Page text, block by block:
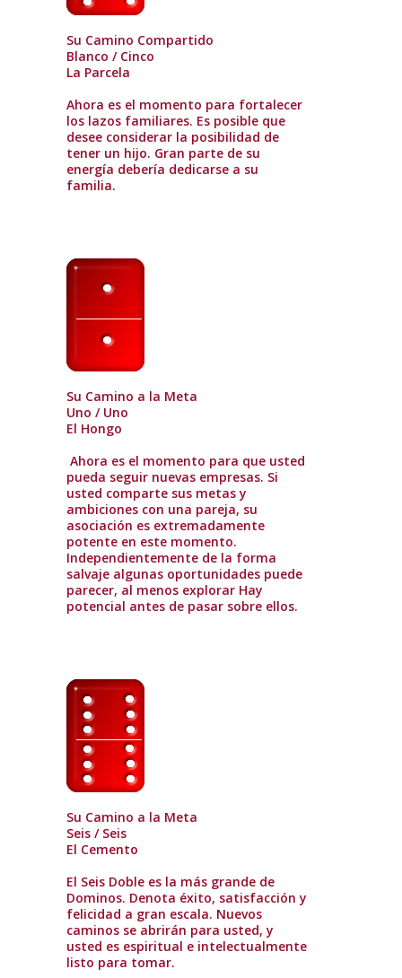
Su Camino Compartido
Blanco / Cinco
La Parcela
Ahora es el momento para fortalecer
los lazos familiares. Es posible que
desee considerar la posibilidad de
tener un hijo. Gran parte de su
energía debería dedicarse a su
familia.
Su Camino a la Meta
Uno / Uno
El Hongo
Ahora es el momento para que usted
pueda seguir nuevas empresas. Si
usted comparte sus metas y
ambiciones con una pareja, su
asociación es extremadamente
potente en este momento.
Independientemente de la forma
salvaje algunas oportunidades puede
parecer, al menos explorar Hay
potencial antes de pasar sobre ellos.
Su Camino a la Meta
Seis / Seis
El Cemento
El Seis Doble es la más grande de
Dominos. Denota éxito, satisfacción y
felicidad a gran escala. Nuevos
caminos se abrirán para usted, y
usted es espiritual e intelectualmente
listo para tomar.